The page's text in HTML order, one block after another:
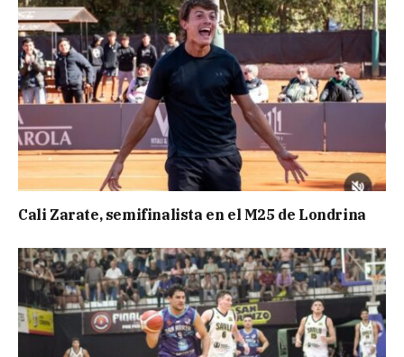
Cali Zarate, semifinalista en el M25 de Londrina